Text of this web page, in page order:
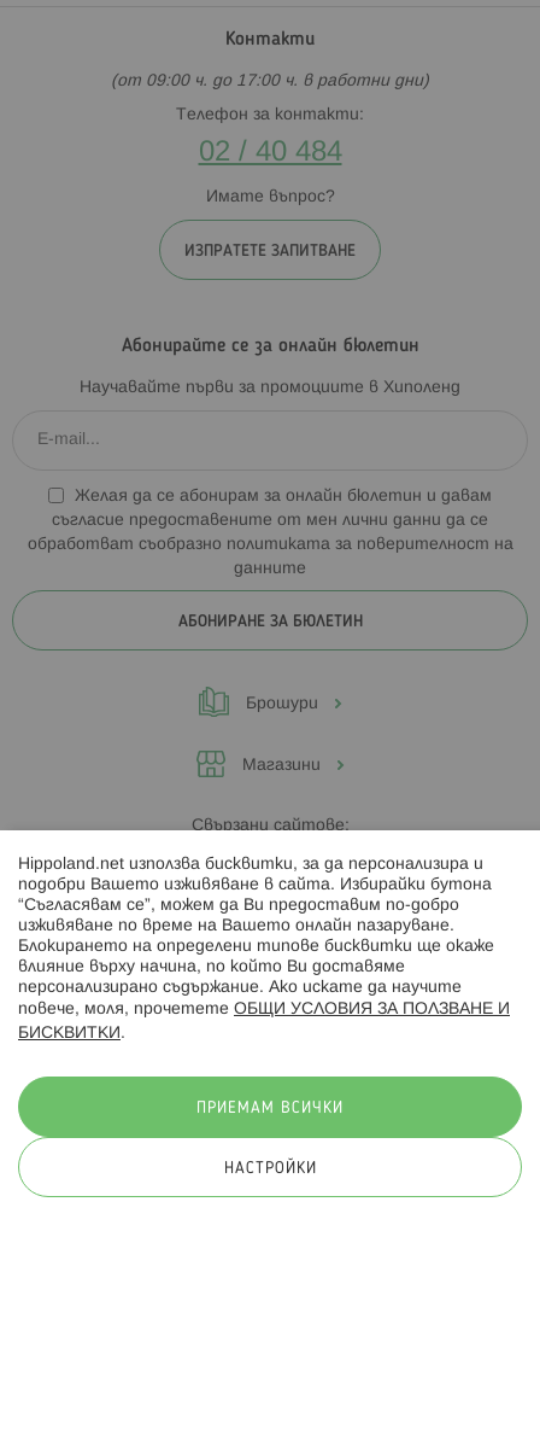
Контакти
(от 09:00 ч. до 17:00 ч. в работни дни)
Телефон за контакти:
02 / 40 484
Имате въпрос?
ИЗПРАТЕТЕ ЗАПИТВАНЕ
Абонирайте се за онлайн бюлетин
Научавайте първи за промоциите в Хиполенд
Желая да се абонирам за онлайн бюлетин и давам
съгласие предоставените от мен лични данни да се
обработват съобразно политиката за поверителност на
данните
АБОНИРАНЕ ЗА БЮЛЕТИН
Брошури
Магазини
Свързани сайтове:
Hippoland.ro
Последвайте ни:
© 2026 Hippoland.net. Всички права запазени
Hippoland.net използва бисквитки, за да персонализира и
подобри Вашето изживяване в сайта. Избирайки бутона
“Съгласявам се”, можем да Ви предоставим по-добро
изживяване по време на Вашето онлайн пазаруване.
Блокирането на определени типове бисквитки ще окаже
влияние върху начина, по който Ви доставяме
персонализирано съдържание. Ако искате да научите
повече, моля, прочетете ОБЩИ УСЛОВИЯ ЗА ПОЛЗВАНЕ И
БИСКВИТКИ .
ПРИЕМАМ ВСИЧКИ
НАСТРОЙКИ